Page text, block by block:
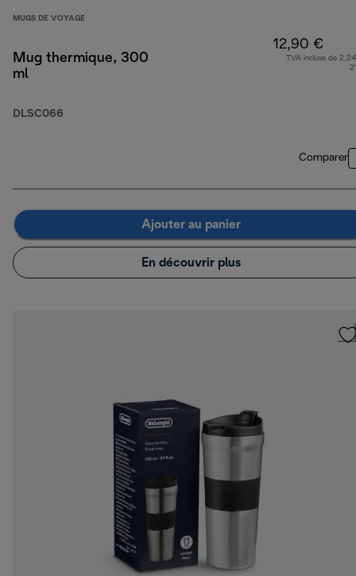
MUGS DE VOYAGE
Mug thermique, 300
ml
DLSC066
12,90 €
TVA incluse de
Comparer
Ajouter au panier
En découvrir plus